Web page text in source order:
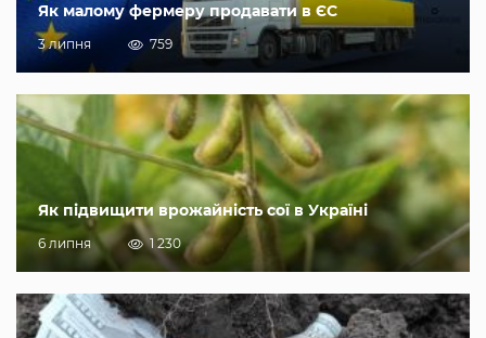
Як малому фермеру продавати в ЄС
3 липня 759
Як підвищити врожайність сої в Україні
6 липня 1 230